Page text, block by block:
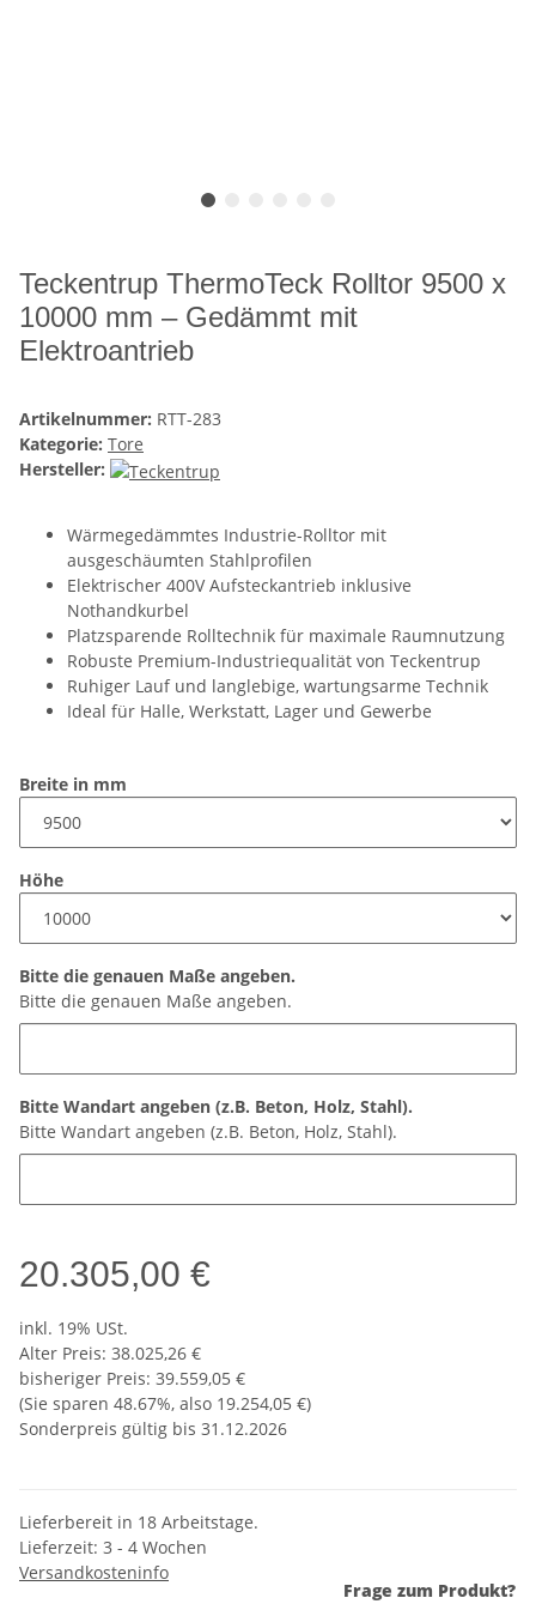
Teckentrup ThermoTeck Rolltor 9500 x
10000 mm – Gedämmt mit
Elektroantrieb
Artikelnummer: RTT-283
Kategorie: Tore
Hersteller:
Wärmegedämmtes Industrie-Rolltor mit
ausgeschäumten Stahlprofilen
Elektrischer 400V Aufsteckantrieb inklusive
Nothandkurbel
Platzsparende Rolltechnik für maximale Raumnutzung
Robuste Premium-Industriequalität von Teckentrup
Ruhiger Lauf und langlebige, wartungsarme Technik
Ideal für Halle, Werkstatt, Lager und Gewerbe
Breite in mm
Höhe
Bitte die genauen Maße angeben.
Bitte die genauen Maße angeben.
Bitte Wandart angeben (z.B. Beton, Holz, Stahl).
Bitte Wandart angeben (z.B. Beton, Holz, Stahl).
20.305,00 €
inkl. 19% USt.
Alter Preis: 38.025,26 €
bisheriger Preis: 39.559,05 €
(Sie sparen 48.67%, also 19.254,05 €)
Sonderpreis gültig bis 31.12.2026
Lieferbereit in 18 Arbeitstage.
Lieferzeit: 3 - 4 Wochen
Versandkosteninfo
Frage zum Produkt?